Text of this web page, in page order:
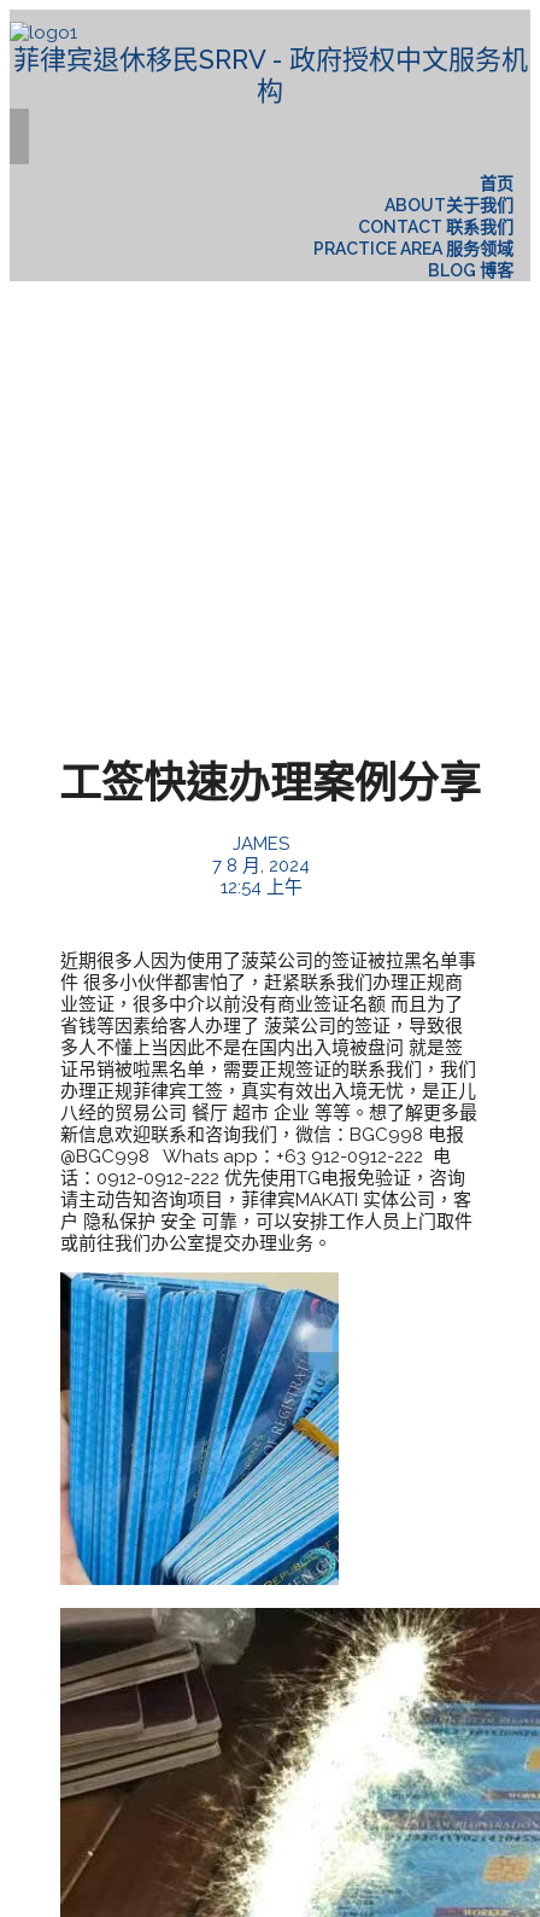
菲律宾退休移民SRRV - 政府授权中文服务机
构
首页
ABOUT关于我们
CONTACT 联系我们
PRACTICE AREA 服务领域
BLOG 博客
工签快速办理案例分享
JAMES
7 8 月, 2024
12:54 上午
近期很多人因为使用了菠菜公司的签证被拉黑名单事
件 很多小伙伴都害怕了，赶紧联系我们办理正规商
业签证，很多中介以前没有商业签证名额 而且为了
省钱等因素给客人办理了 菠菜公司的签证，导致很
多人不懂上当因此不是在国内出入境被盘问 就是签
证吊销被啦黑名单，需要正规签证的联系我们，我们
办理正规菲律宾工签，真实有效出入境无忧，是正儿
八经的贸易公司 餐厅 超市 企业 等等。想了解更多最
新信息欢迎联系和咨询我们，微信：BGC998 电报
@BGC998 Whats app：+63 912-0912-222 电
话：0912-0912-222 优先使用TG电报免验证，咨询
请主动告知咨询项目，菲律宾MAKATI 实体公司，客
户 隐私保护 安全 可靠，可以安排工作人员上门取件
或前往我们办公室提交办理业务。